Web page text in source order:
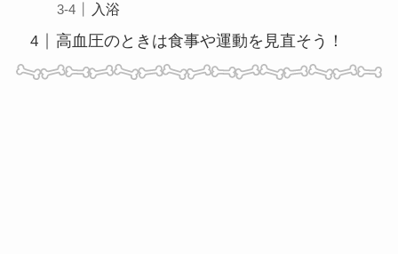
入浴
高血圧のときは食事や運動を見直そう！